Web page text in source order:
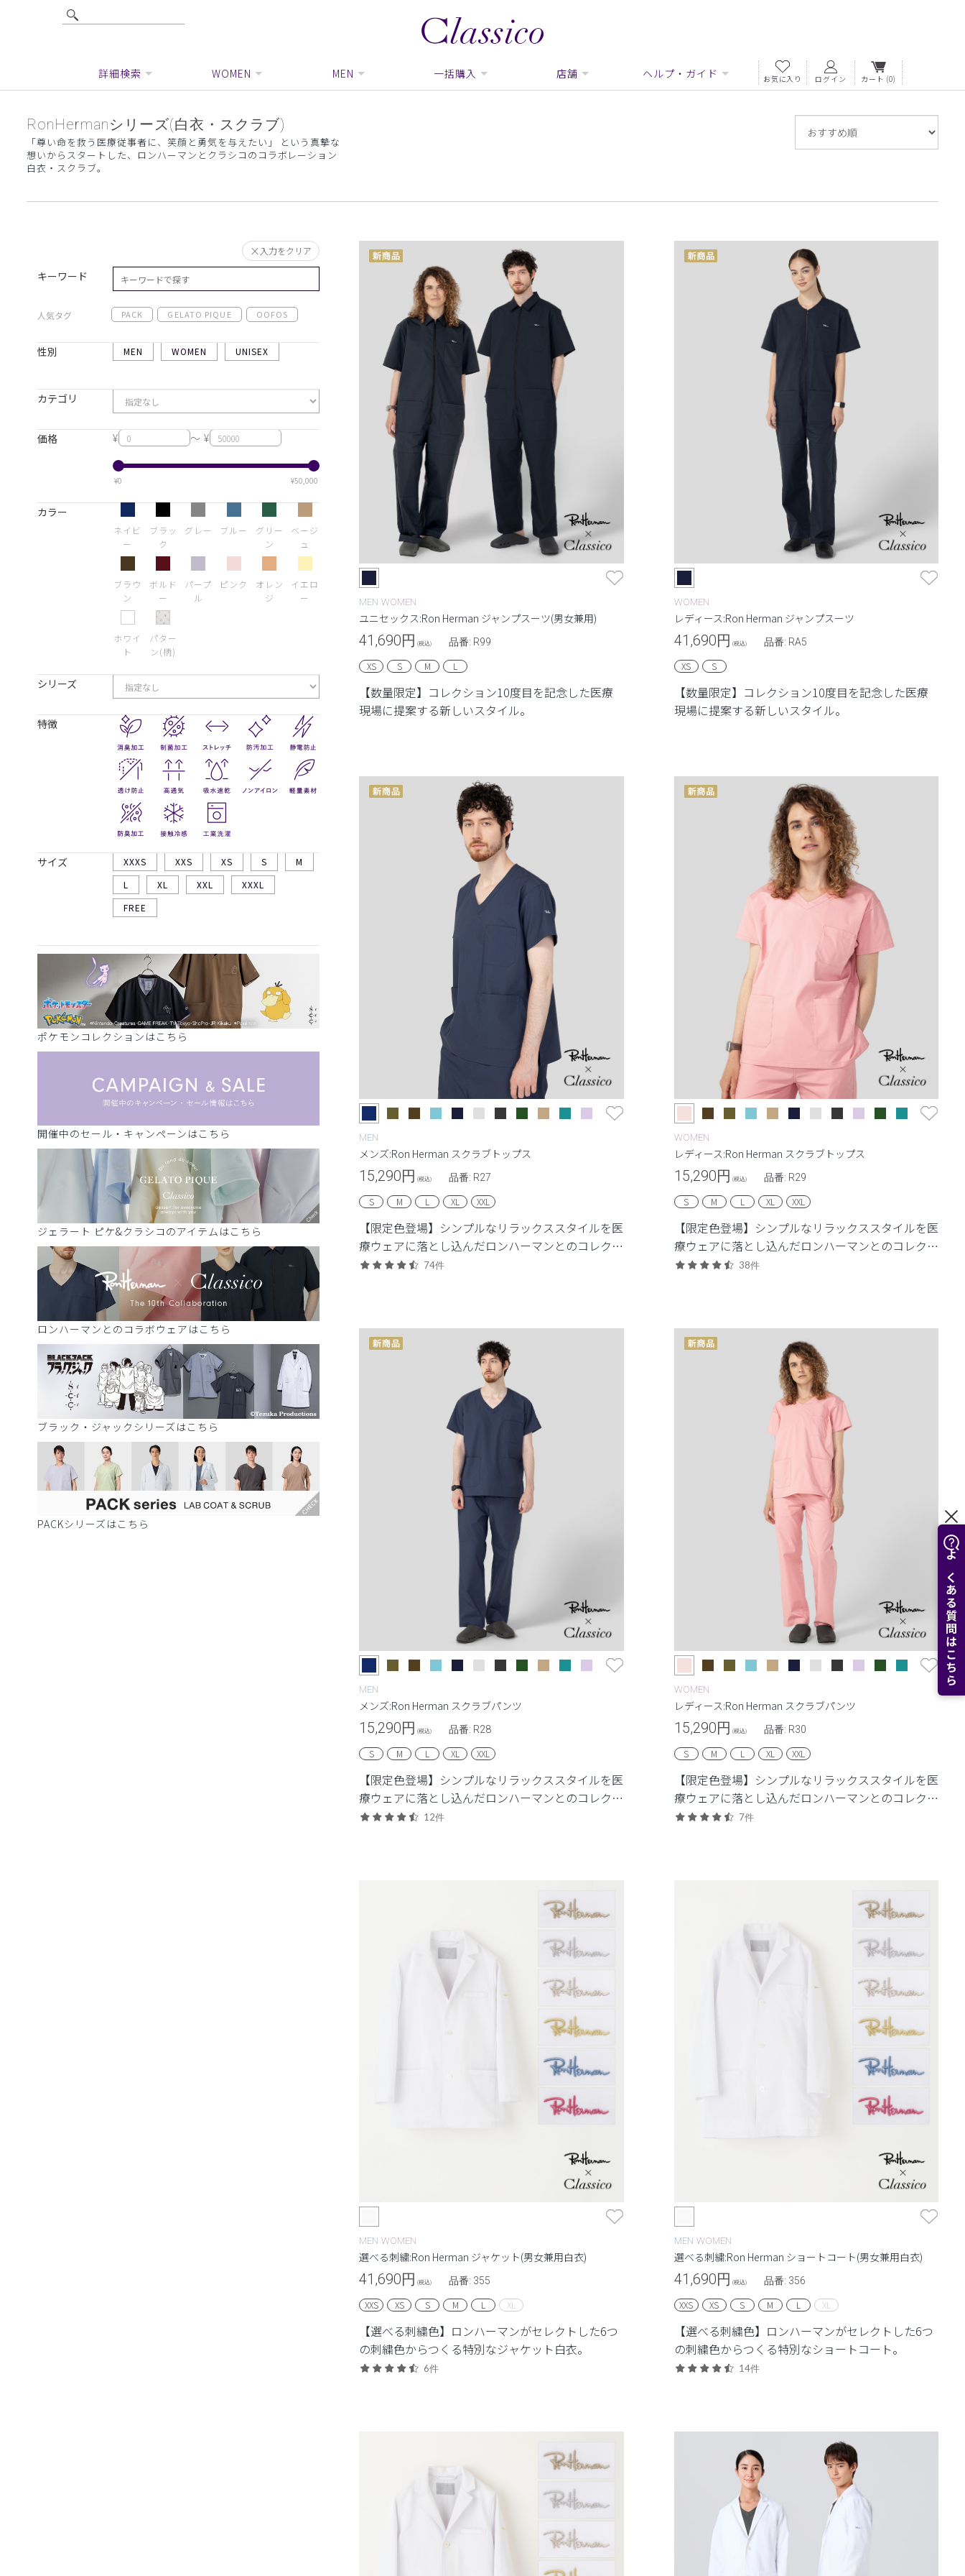
よくある質問はこちら
詳細検索 WOMEN MEN 一括購入 店舗 ヘルプ・ガイド お気に入り ログイン カート (0)
RonHermanシリーズ(白衣・スクラブ)
「尊い命を救う医療従事者に、笑顔と勇気を与えたい」 という真摯な
想いからスタートした、ロンハーマンとクラシコのコラボレーション
白衣・スクラブ。
替
入力をクリア
キーワード
人気タグ PACK GELATO PIQUE OOFOS
性別 MEN WOMEN UNISEX
カテゴリ
価格 ¥ ～ ¥
¥0 ¥50,000
カラー
ネイビ
ー
ブラッ
ク
グレー ブルー
グリー
ン
ベージ
ュ
ブラウ
ン
ボルド
ー
パープ
ル
ピンク
オレン
ジ
イエロ
ー
ホワイ
ト
パター
ン(柄)
シリーズ
特徴
サイズ XXXS XXS XS S
M
L
XL XXL
XXXL
FREE
ポケモンコレクションはこちら
開催中のセール・キャンペーンはこちら
ジェラート ピケ&クラシコのアイテムはこちら
ロンハーマンとのコラボウェアはこちら
ブラック・ジャックシリーズはこちら
PACKシリーズはこちら
MEN WOMEN
ユニセックス:Ron Herman ジャンプスーツ(男女兼用)
41,690円 (税込) 品番: R99
XS S M L
【数量限定】コレクション10度目を記念した医療
現場に提案する新しいスタイル。
WOMEN
レディース:Ron Herman ジャンプスーツ
41,690円 (税込) 品番: RA5
XS S
【数量限定】コレクション10度目を記念した医療
現場に提案する新しいスタイル。
MEN
メンズ:Ron Herman スクラブトップス
15,290円 (税込) 品番: R27
S M L XL XXL
【限定色登場】シンプルなリラックススタイルを医
療ウェアに落とし込んだロンハーマンとのコレクシ
ョン。
74件
WOMEN
レディース:Ron Herman スクラブトップス
15,290円 (税込) 品番: R29
S M L XL XXL
【限定色登場】シンプルなリラックススタイルを医
療ウェアに落とし込んだロンハーマンとのコレクシ
ョン。
38件
MEN
メンズ:Ron Herman スクラブパンツ
15,290円 (税込) 品番: R28
S M L XL XXL
【限定色登場】シンプルなリラックススタイルを医
療ウェアに落とし込んだロンハーマンとのコレクシ
ョン。
12件
WOMEN
レディース:Ron Herman スクラブパンツ
15,290円 (税込) 品番: R30
S M L XL XXL
【限定色登場】シンプルなリラックススタイルを医
療ウェアに落とし込んだロンハーマンとのコレクシ
ョン。
7件
MEN WOMEN
選べる刺繍:Ron Herman ジャケット(男女兼用白衣)
41,690円 (税込) 品番: 355
XXS XS S M L XL
【選べる刺繍色】ロンハーマンがセレクトした6つ
の刺繍色からつくる特別なジャケット白衣。
6件
MEN WOMEN
選べる刺繍:Ron Herman ショートコート(男女兼用白衣)
41,690円 (税込) 品番: 356
XXS XS S M L XL
【選べる刺繍色】ロンハーマンがセレクトした6つ
の刺繍色からつくる特別なショートコート。
14件